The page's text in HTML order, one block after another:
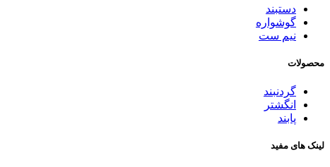
دستبند
گوشواره
نیم ست
محصولات
گردنبند
انگشتر
پابند
لینک های مفید